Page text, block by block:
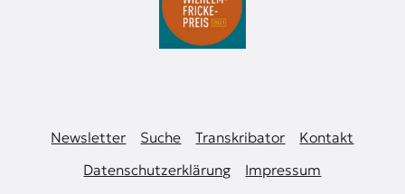
Newsletter Suche Transkribator
Kontakt
Datenschutzerklärung
Impressum